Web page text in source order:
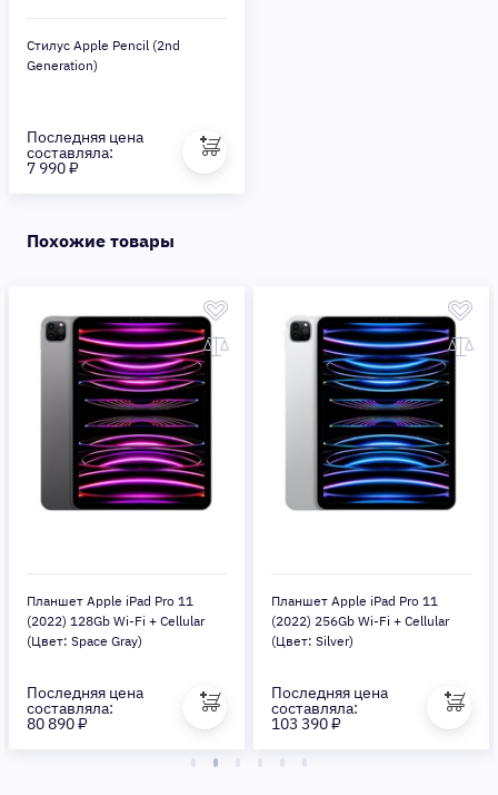
Стилус Apple Pencil (2nd
Generation)
Последняя цена
составляла:
7 990 ₽
Похожие товары
Планшет Apple iPad Pro 11
(2022) 128Gb Wi-Fi + Cellular
(Цвет: Space Gray)
Последняя цена
составляла:
80 890 ₽
Планшет Apple iPad Pro 11
(2022) 256Gb Wi-Fi + Cellular
(Цвет: Silver)
Последняя цена
составляла:
103 390 ₽